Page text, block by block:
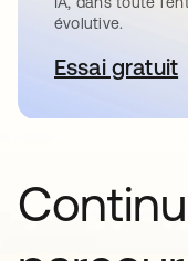
évolutive.
Essai gratuit